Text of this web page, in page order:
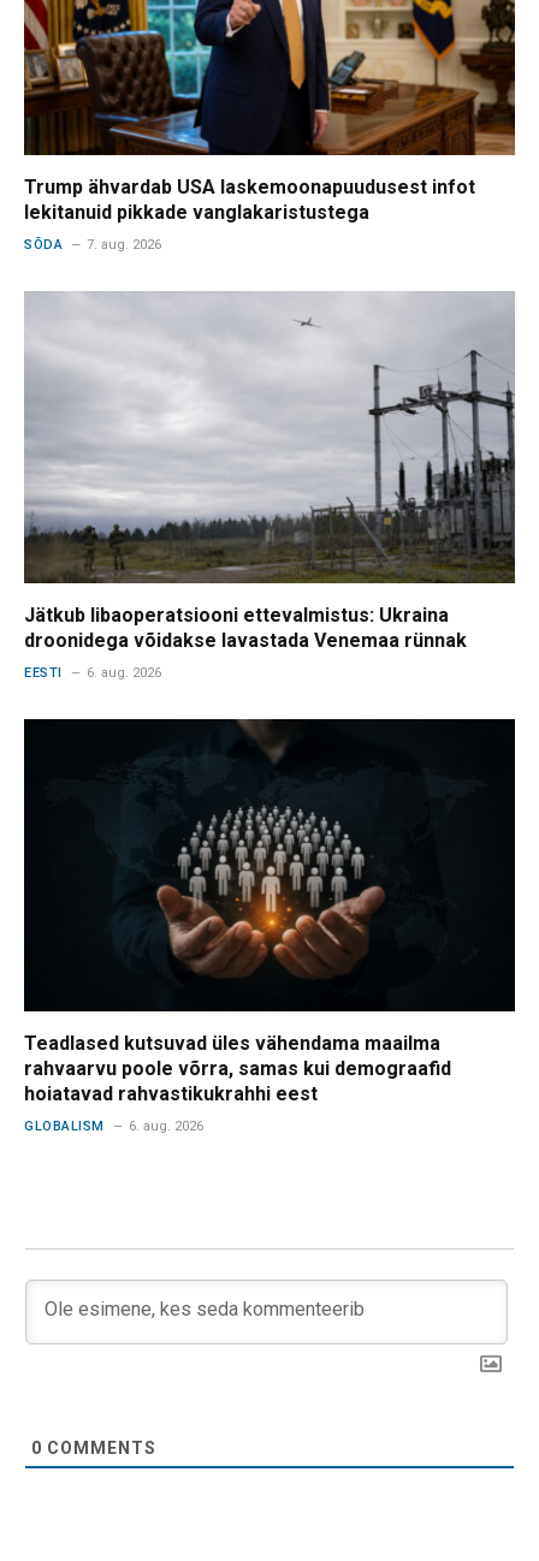
Trump ähvardab USA laskemoonapuudusest infot
lekitanuid pikkade vanglakaristustega
SÕDA 7. aug. 2026
Jätkub libaoperatsiooni ettevalmistus: Ukraina
droonidega võidakse lavastada Venemaa rünnak
EESTI 6. aug. 2026
Teadlased kutsuvad üles vähendama maailma
rahvaarvu poole võrra, samas kui demograafid
hoiatavad rahvastikukrahhi eest
GLOBALISM 6. aug. 2026
0 COMMENTS